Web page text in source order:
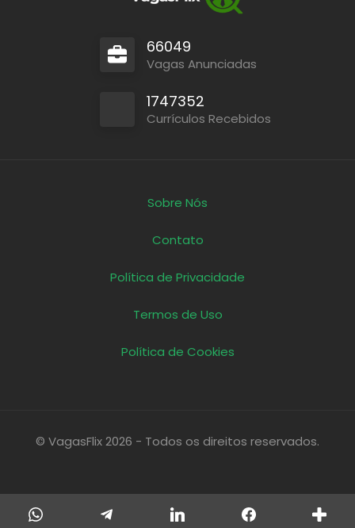
66049
Vagas Anunciadas
1747352
Currículos Recebidos
Sobre Nós
Contato
Política de Privacidade
Termos de Uso
Política de Cookies
© VagasFlix 2026 - Todos os direitos reservados.